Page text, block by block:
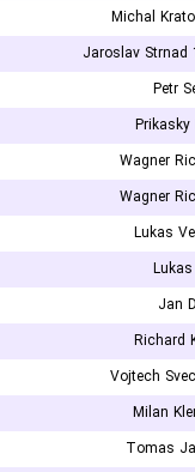
Michal
Jaroslav Strnad
Petr
Prikasky
Wagner
Wagner
Lukas
Jan
Richard
Vojtech
Milan
Tomas